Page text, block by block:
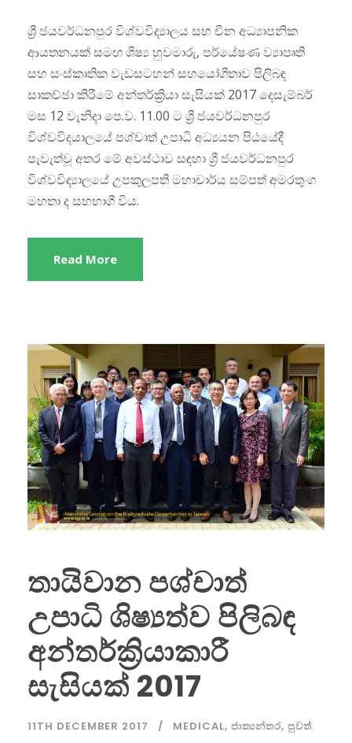
ශ්‍රී ජයවර්ධනපුර විශ්වවිද්‍යාලය සහ චීන අධ්‍යාපනික
ආයතනයක් සමඟ ශිෂ්‍ය හුවමාරු, පර්යේෂණ ව්‍යාපෘති
සහ සංස්කෘතික වැඩසටහන් සහයෝගීතාව පිලිබඳ
සාකච්ඡා කිරීමේ අන්තර්ක්‍රියා සැසියක් 2017 දෙසැම්බර්
මස 12 වැනිදා පෙ.ව. 11.00 ට ශ්‍රී ජයවර්ධනපුර
විශ්වවිදයාලයේ පශ්චාත් උපාධි අධ්‍යයන පිඨයේදී
පැවැත්වූ අතර මේ අවස්ථාව සඳහා ශ්‍රී ජයවර්ධනපුර
විශ්වවිද්‍යාලයේ උපකුලපති මහාචාර්ය සම්පත් අමරතුංග
මහතා ද සහභාගී විය.
Read More
තායිවාන පශ්චාත්
උපාධි ශිෂ්‍යත්ව පිලිබඳ
අන්තර්ක්‍රියාකාරී
සැසියක් 2017
11TH DECEMBER 2017 MEDICAL, ජාත්‍යන්තර, පුවත්